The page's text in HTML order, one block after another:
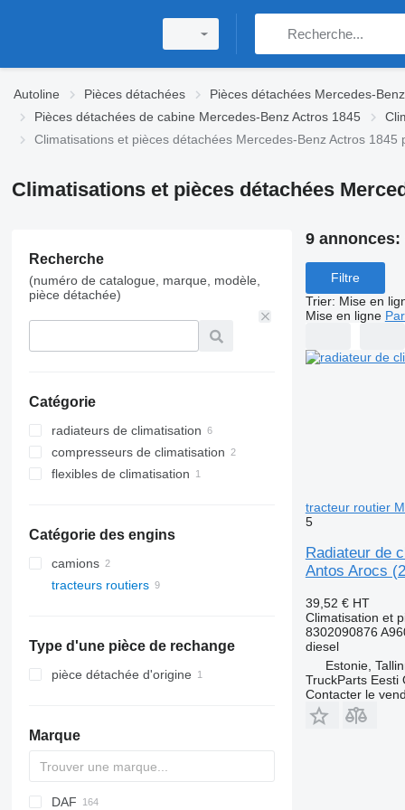
Autoline Pièces détachées Pièces détachées Mercedes-
Pièces détachées de cabine Mercedes-Benz Actros 1845
Climatisations et pièces détachées Mercedes-Benz Actros 1845
Climatisations et pièces détachées
Recherche
(numéro de catalogue, marque, modèle,
pièce détachée)
Catégorie
radiateurs de climatisation
compresseurs de climatisation
flexibles de climatisation
Catégorie des engins
camions
tracteurs routiers
Type d'une pièce de rechange
pièce détachée d'origine
Marque
DAF
9 annonces:
Filtre
Trier: Mise en
Mise en ligne
tracteur routier
5
Radiateur de
Antos Arocs
39,52 € HT
Climatisation et
8302090876
diesel
Estonie,
TruckParts Eesti
Contacter le